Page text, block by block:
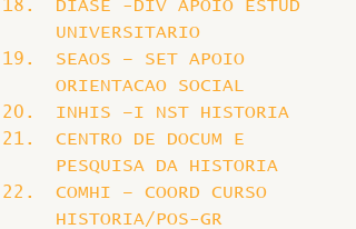
DIASE -DIV APOIO ESTUD
UNIVERSITARIO
SEAOS – SET APOIO
ORIENTACAO SOCIAL
INHIS –I NST HISTORIA
CENTRO DE DOCUM E
PESQUISA DA HISTORIA
COMHI – COORD CURSO
HISTORIA/POS-GR